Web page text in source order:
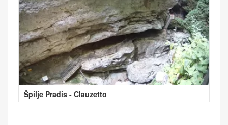
Špilje Pradis - Clauzetto